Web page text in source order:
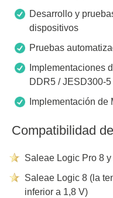
Desarrollo y
dispositivos
Pruebas
Implementaciones
DDR5 / JESD300-5
Implementación de
Compatibilidad
Saleae Logic Pro 8
Saleae Logic 8 (la
inferior a 1,8 V)